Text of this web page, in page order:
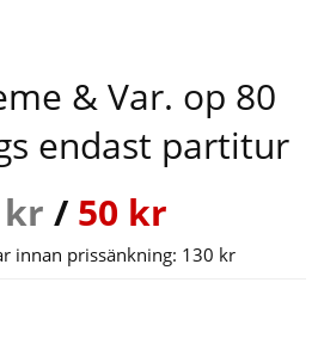
& Var. op 80
endast partitur
kr / 50 kr
innan prissänkning: 130 kr